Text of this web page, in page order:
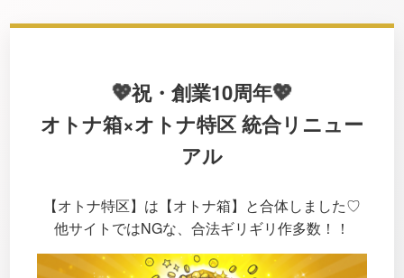
💖祝・創業10周年💖
オトナ箱×オトナ特区 統合リニュー
アル
【オトナ特区】は【オトナ箱】と合体しました♡
他サイトではNGな、合法ギリギリ作多数！！